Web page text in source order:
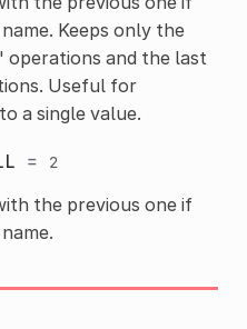
Keeps only the
and the last
Useful for
a single value.
= 2
the previous one if